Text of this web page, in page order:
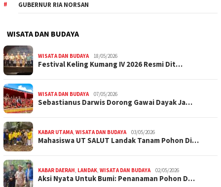
GUBERNUR RIA NORSAN
WISATA DAN BUDAYA
WISATA DAN BUDAYA 18/05/2026
Festival Keling Kumang IV 2026 Resmi Dit…
WISATA DAN BUDAYA 07/05/2026
Sebastianus Darwis Dorong Gawai Dayak Ja…
KABAR UTAMA, WISATA DAN BUDAYA 03/05/2026
Mahasiswa UT SALUT Landak Tanam Pohon Di…
KABAR DAERAH, LANDAK, WISATA DAN BUDAYA 02/05/2026
Aksi Nyata Untuk Bumi: Penanaman Pohon D…